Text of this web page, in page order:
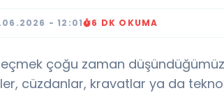
- 12:01 6 DK OKUMA
çoğu zaman
cüzdanlar, kravatlar ya da